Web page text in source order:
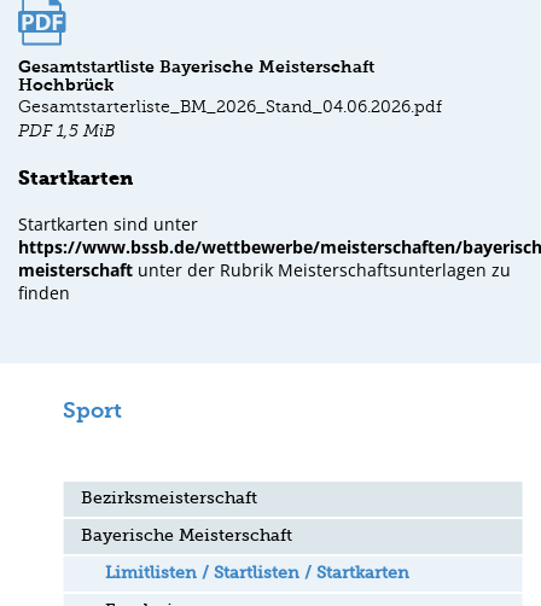
Gesamtstartliste Bayerische Meisterschaft
Hochbrück
Gesamtstarterliste_BM_2026_Stand_04.06.2026.pdf
PDF 1,5 MiB
Startkarten
Startkarten sind unter
https://www.bssb.de/wettbewerbe/meisterschaften/
meisterschaft unter der Rubrik Meisterschaftsunterlagen zu
finden
Sport
Bezirksmeisterschaft
Bayerische Meisterschaft
Limitlisten / Startlisten / Startkarten